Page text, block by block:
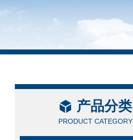
产品分类
PRODUCT CATEGORY